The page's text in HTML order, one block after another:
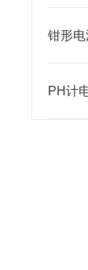
钳形
PH计